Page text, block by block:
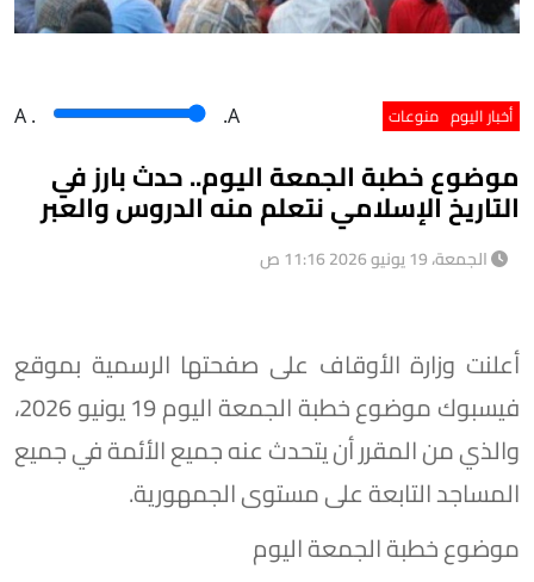
أخبار اليوم منوعات A . .A
موضوع خطبة الجمعة اليوم.. حدث بارز في
التاريخ الإسلامي نتعلم منه الدروس والعبر
الجمعة، 19 يونيو 2026 11:16 ص
أعلنت وزارة الأوقاف على صفحتها الرسمية بموقع
فيسبوك موضوع خطبة الجمعة اليوم 19 يونيو 2026،
والذي من المقرر أن يتحدث عنه جميع الأئمة في جميع
المساجد التابعة على مستوى الجمهورية.
موضوع خطبة الجمعة اليوم